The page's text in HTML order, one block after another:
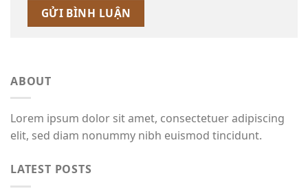
ABOUT
Lorem ipsum dolor sit amet, consectetuer adipiscing
elit, sed diam nonummy nibh euismod tincidunt.
LATEST POSTS